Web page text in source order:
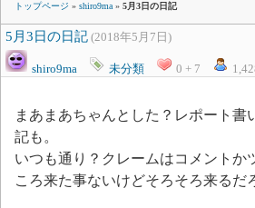
トップページ » shiro9ma » 5月3日の日記
5月3日の日記 (2018年5月7日)
shiro9ma 未分類 0 + 7
まあまあちゃんとした？レポート書
記も。
いつも通り？クレームはコメントか
ころ来た事ないけどそろそろ来るだ